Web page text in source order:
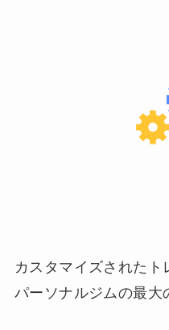
カスタマイズされたト
パーソナルジムの最大